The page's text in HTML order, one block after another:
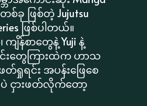
ခု ဖြစ်တဲ့ Jujutsu
ဖြစ်ပါတယ်။
ကျိန်စာတွေနဲ့ Yuji နဲ့
းတွေကြားထဲက ဟာသ
ရှုရင်း အပန်းဖြေစေ
ငှားဖတ်လိုက်တော့